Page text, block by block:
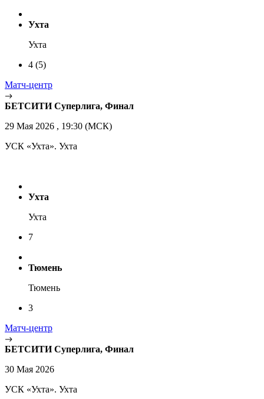
Ухта
Ухта
4 (5)
Матч-центр
БЕТСИТИ Суперлига, Финал
29 Мая 2026 , 19:30 (МСК)
УСК «Ухта». Ухта
Ухта
Ухта
7
Тюмень
Тюмень
3
Матч-центр
БЕТСИТИ Суперлига, Финал
30 Мая 2026
УСК «Ухта». Ухта